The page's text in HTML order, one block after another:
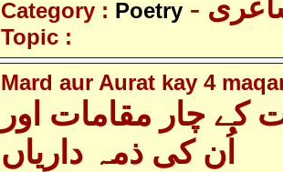
Category : Poetry
Topic :
Mard aur Aurat kay 4
کے چار مقامات اور
اُن کی ذمہ داریاں